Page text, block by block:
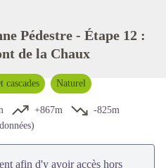
Pédestre - Étape 12 :
de la Chaux
cascades Naturel
+867m
-825m
afin d'y avoir accès hors